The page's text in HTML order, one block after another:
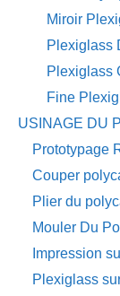
Miroir
Plexiglass
Plexiglass
Fine
USINAGE DU
Prototypage
Couper
Plier du
Mouler Du
Impression
Plexiglass